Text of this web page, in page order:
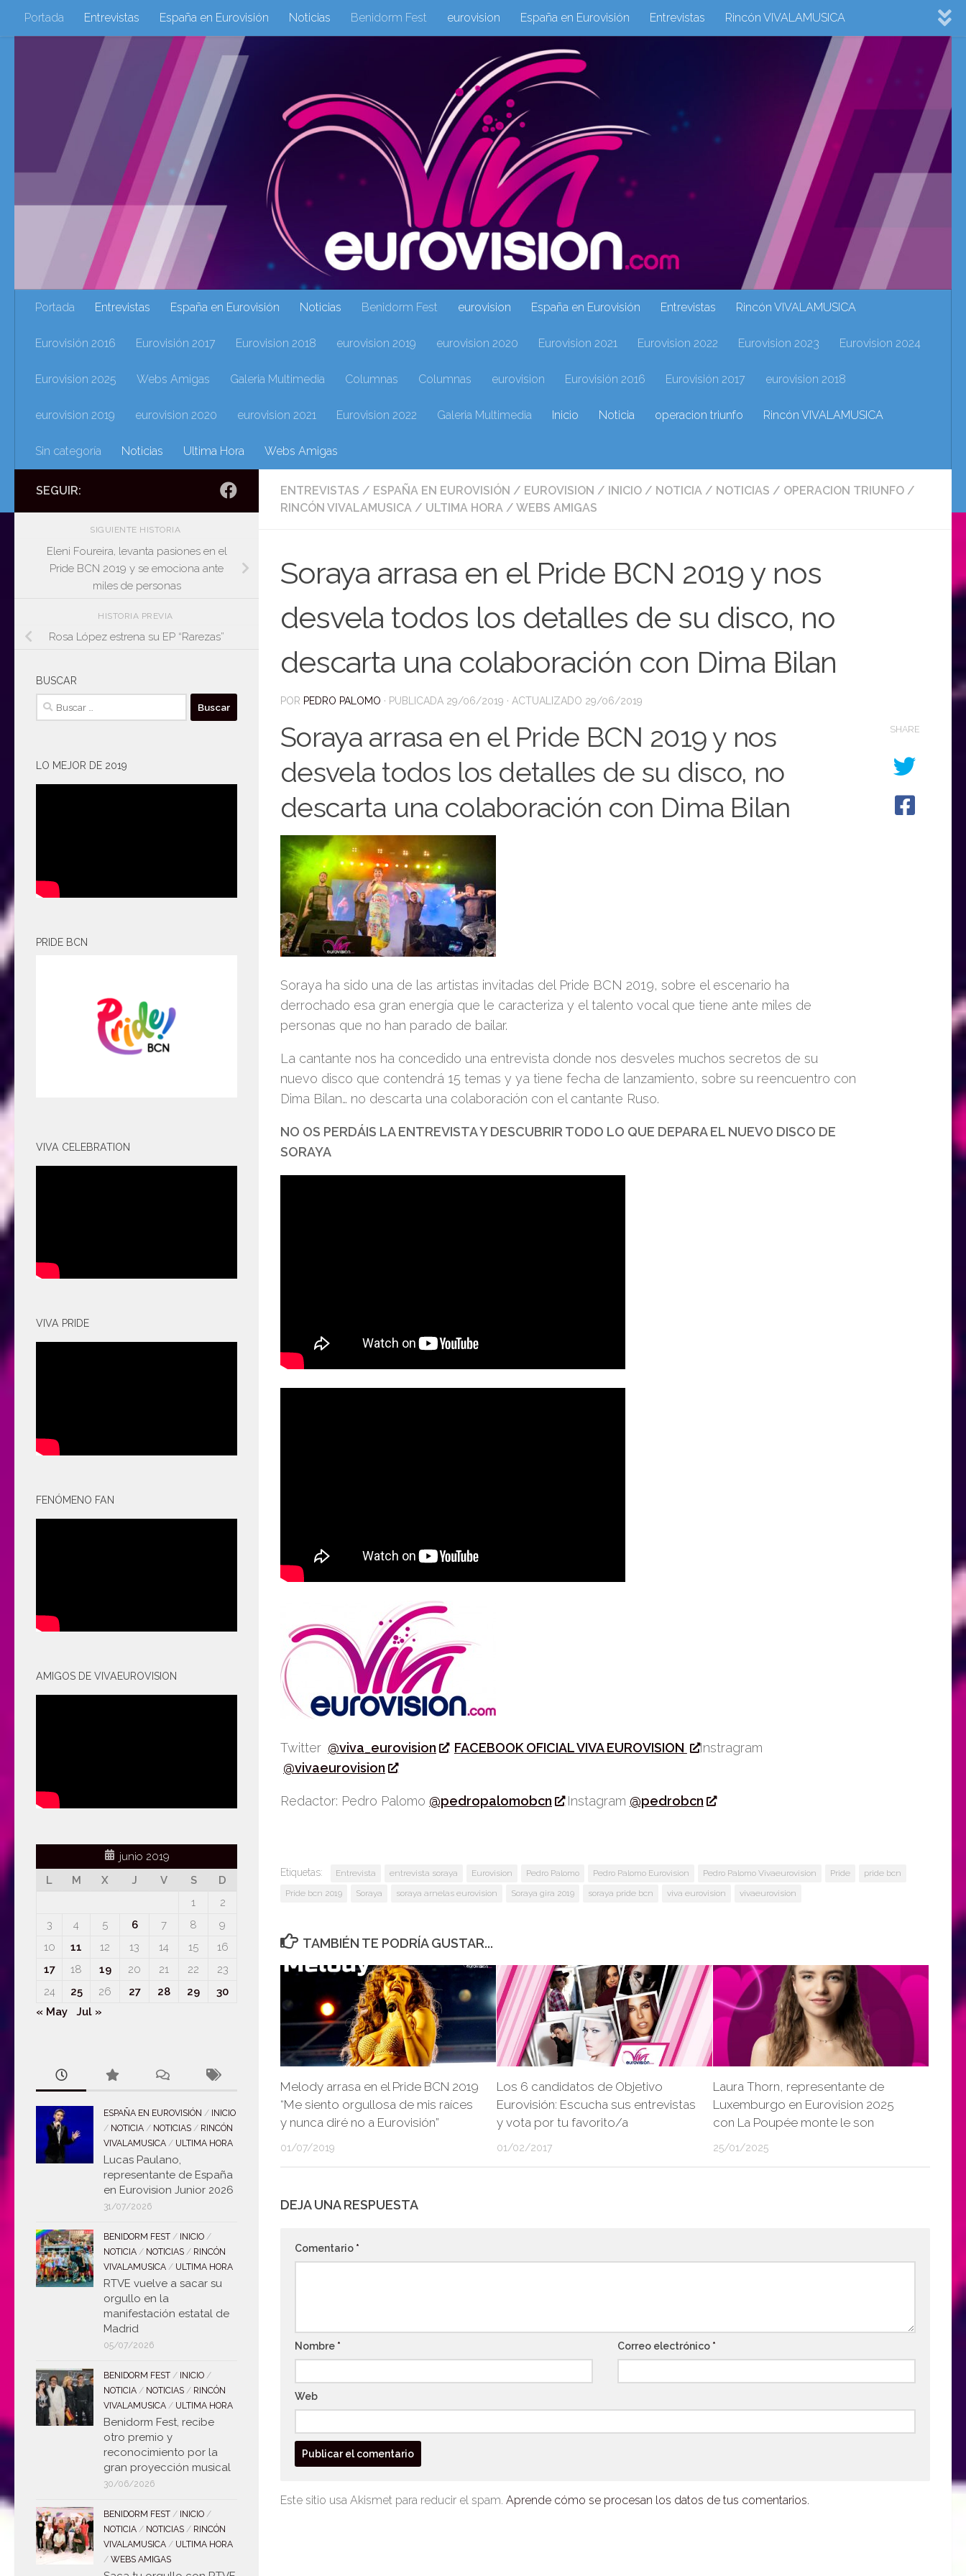
Saltar al contenido
Portada Entrevistas España en Eurovisión Noticias Benidorm Fest eurovision España en Eurovisión Entrevistas Rincón VIVALAMUSICA
Eurovisión 2016 Eurovisión 2017 Eurovision 2018 eurovision 2020 Eurovision 2021 Eurovision 2024
Eurovision 2025 Webs Amigas Galeria Multimedia Columnas Columnas eurovision Eurovisión 2016 eurovision 2018 eurovision 2019
eurovision 2020 eurovision 2021 Eurovision 2022 Galeria Multimedia Inicio Noticia operacion triunfo Rincón VIVALAMUSICA Sin categoría Noticias
Ultima Hora Webs Amigas
Portada Entrevistas España en Eurovisión Noticias Benidorm Fest eurovision España en Eurovisión Entrevistas Rincón VIVALAMUSICA
Eurovisión 2016 Eurovisión 2017 Eurovision 2018 eurovision 2019 eurovision 2020 Eurovision 2021 Eurovision 2022 Eurovision 2023 Eurovision 2024
Eurovision 2025 Webs Amigas Galeria Multimedia Columnas Columnas eurovision Eurovisión 2016 Eurovisión 2017 eurovision 2018
eurovision 2019 eurovision 2020 eurovision 2021 Eurovision 2022 Galeria Multimedia Inicio Noticia operacion triunfo Rincón VIVALAMUSICA
Sin categoría Noticias Ultima Hora Webs Amigas
ENTREVISTAS / ESPAÑA EN EUROVISIÓN / EUROVISION / INICIO / NOTICIA / NOTICIAS / OPERACION TRIUNFO /
RINCÓN VIVALAMUSICA / ULTIMA HORA / WEBS AMIGAS
Soraya arrasa en el Pride BCN 2019 y nos
desvela todos los detalles de su disco, no
descarta una colaboración con Dima Bilan
POR PEDRO PALOMO · PUBLICADA 29/06/2019 · ACTUALIZADO 29/06/2019
Soraya arrasa en el Pride BCN 2019 y nos
desvela todos los detalles de su disco, no
descarta una colaboración con Dima Bilan
Soraya ha sido una de las artistas invitadas del Pride BCN 2019, sobre el escenario ha
derrochado esa gran energía que le caracteriza y el talento vocal que tiene ante miles de
personas que no han parado de bailar.
La cantante nos ha concedido una entrevista donde nos desveles muchos secretos de su
nuevo disco que contendrá 15 temas y ya tiene fecha de lanzamiento, sobre su reencuentro con
Dima Bilan… no descarta una colaboración con el cantante Ruso.
NO OS PERDÁIS LA ENTREVISTA Y DESCUBRIR TODO LO QUE DEPARA EL NUEVO DISCO DE
SORAYA
Twitter @viva_eurovision FACEBOOK OFICIAL VIVA EUROVISION
Instragram
@vivaeurovision
Redactor: Pedro Palomo @pedropalomobcn Instagram @pedrobcn
SHARE
Etiquetas: Entrevista entrevista soraya Eurovision Pedro Palomo Pedro Palomo Eurovision Pedro Palomo Vivaeurovision Pride
pride bcn
Pride bcn 2019
Soraya soraya arnelas eurovision Soraya gira 2019 soraya pride bcn viva eurovision vivaeurovision
TAMBIÉN TE PODRÍA GUSTAR...
Melody arrasa en el Pride BCN 2019
“Me siento orgullosa de mis raíces
y nunca diré no a Eurovisión”
01/07/2019
Los 6 candidatos de Objetivo
Eurovisión: Escucha sus entrevistas
y vota por tu favorito/a
01/02/2017
Laura Thorn, representante de
Luxemburgo en Eurovision 2025
con La Poupée monte le son
25/01/2025
DEJA UNA RESPUESTA
Comentario *
Nombre * Correo electrónico *
Web
Este sitio usa Akismet para reducir el spam. Aprende cómo se procesan los datos de tus comentarios.
SEGUIR:
SIGUIENTE HISTORIA
Eleni Foureira, levanta pasiones en el
Pride BCN 2019 y se emociona ante
miles de personas
HISTORIA PREVIA
Rosa López estrena su EP “Rarezas”
BUSCAR
Buscar:
LO MEJOR DE 2019
PRIDE BCN
VIVA CELEBRATION
VIVA PRIDE
FENÓMENO FAN
AMIGOS DE VIVAEUROVISION
junio 2019
L
M X J V S
D
1
2
3
4 5 6 7 8
9
10
11 12 13 14 15
16
17
18 19 20 21 22
23
24
25 26 27 28 29
30
« May
Jul »
ESPAÑA EN EUROVISIÓN / INICIO
/ NOTICIA / NOTICIAS / RINCÓN
VIVALAMUSICA / ULTIMA HORA
Lucas Paulano,
representante de España
en Eurovision Junior 2026
31/07/2026
BENIDORM FEST / INICIO /
NOTICIA / NOTICIAS / RINCÓN
VIVALAMUSICA / ULTIMA HORA
RTVE vuelve a sacar su
orgullo en la
manifestación estatal de
Madrid
05/07/2026
BENIDORM FEST / INICIO /
NOTICIA / NOTICIAS / RINCÓN
VIVALAMUSICA / ULTIMA HORA
Benidorm Fest, recibe
otro premio y
reconocimiento por la
gran proyección musical
30/06/2026
BENIDORM FEST / INICIO /
NOTICIA / NOTICIAS / RINCÓN
VIVALAMUSICA / ULTIMA HORA
/ WEBS AMIGAS